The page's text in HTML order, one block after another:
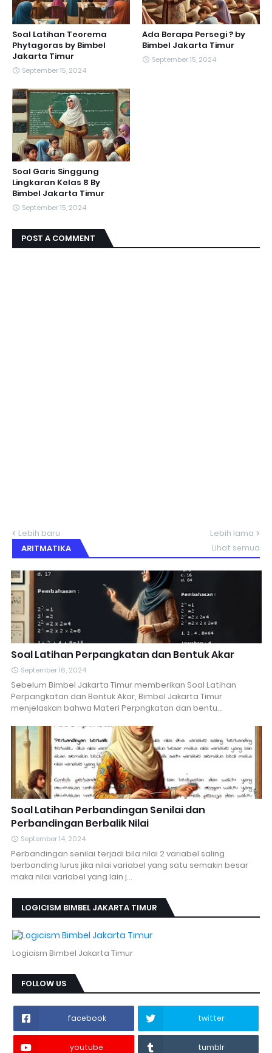
Soal Latihan Teorema
Phytagoras by Bimbel
Jakarta Timur
September 15, 2024
Ada Berapa Persegi ? by
Bimbel Jakarta Timur
September 15, 2024
Soal Garis Singgung
Lingkaran Kelas 8 By
Bimbel Jakarta Timur
September 15, 2024
POST A COMMENT
Lebih baru
Lebih lama
ARITMATIKA
Lihat semua
Soal Latihan Perpangkatan dan Bentuk Akar
September 16, 2024
Sebelum Bimbel Jakarta Timur memberikan Soal Latihan
Perpangkatan dan Bentuk Akar, Bimbel Jakarta Timur
menjelaskan bahwa Materi Perpngkatan dan bentu…
Soal Latihan Perbandingan Senilai dan
Perbandingan Berbalik Nilai
September 14, 2024
Perbandingan senilai terjadi bila nilai 2 variabel saling
berbanding lurus jika nilai variabel yang satu semakin besar
maka nilai variabel yang lain j…
LOGICISM BIMBEL JAKARTA TIMUR
Logicism Bimbel Jakarta Timur
FOLLOW US
facebook twitter
youtube tumblr